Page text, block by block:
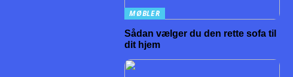
MØBLER
Sådan vælger du den rette sofa til
dit hjem